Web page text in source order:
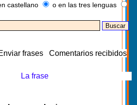
castellano o en las tres lenguas
frases Comentarios recibidos
La frase